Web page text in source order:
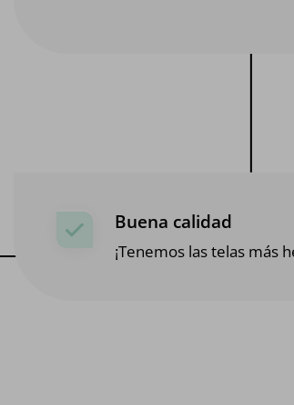
Buena calidad
¡Tenemos las telas más